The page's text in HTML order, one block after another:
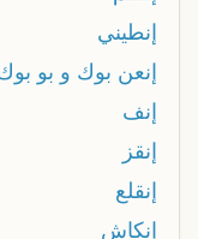
إنطيني
إنعن بوك و بو
إنف
إنقز
إنقلع
إنكاش